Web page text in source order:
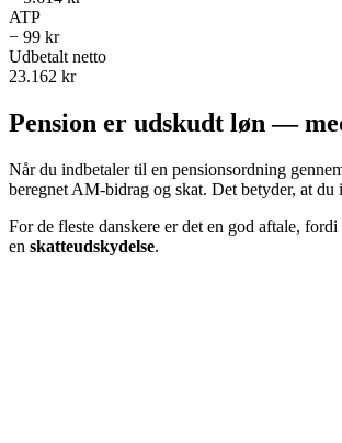
ATP
− 99 kr
Udbetalt netto
23.162 kr
Pension er udskudt løn —
Når du indbetaler til en pensionsordning
beregnet AM-bidrag og skat. Det betyder, at du
For de fleste danskere er det en god aftale,
en skatteudskydelse.